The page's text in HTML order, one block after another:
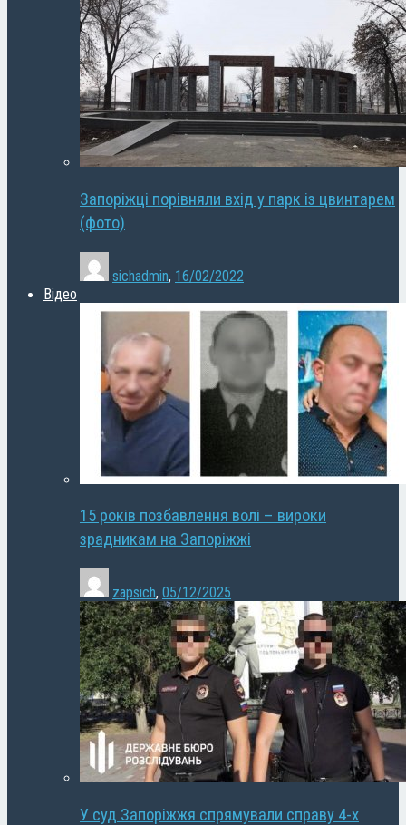
Запоріжці порівняли вхід у парк із цвинтарем
(фото)
sichadmin, 16/02/2022
Відео
15 років позбавлення волі – вироки
зрадникам на Запоріжжі
zapsich, 05/12/2025
У суд Запоріжжя спрямували справу 4-х